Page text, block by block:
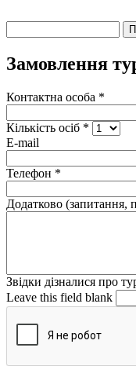
Замовлення
Контактна особа *
Кількість осіб *
E-mail
Телефон *
Додатково (запитання,
Звідки дізналися про
Leave this field blank